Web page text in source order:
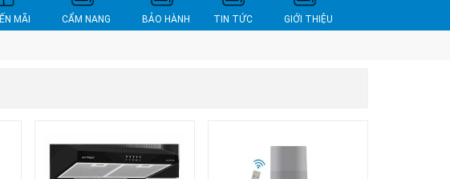
MÃI CẨM NANG BẢO HÀNH TIN TỨC GIỚI THIỆU